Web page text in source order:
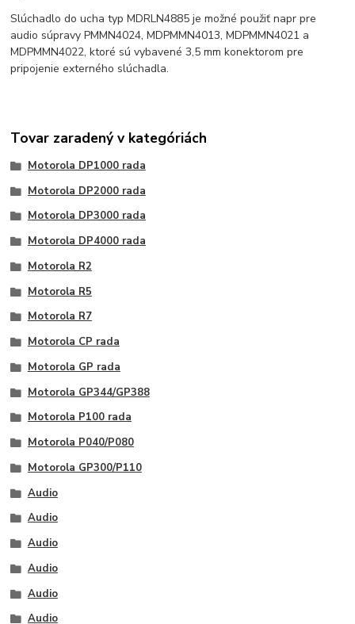
Slúchadlo do ucha typ MDRLN4885 je možné použiť napr pre
audio súpravy PMMN4024, MDPMMN4013, MDPMMN4021 a
MDPMMN4022, ktoré sú vybavené 3,5 mm konektorom pre
pripojenie externého slúchadla.
Tovar zaradený v kategóriách
Motorola DP1000 rada
Motorola DP2000 rada
Motorola DP3000 rada
Motorola DP4000 rada
Motorola R2
Motorola R5
Motorola R7
Motorola CP rada
Motorola GP rada
Motorola GP344/GP388
Motorola P100 rada
Motorola P040/P080
Motorola GP300/P110
Audio
Audio
Audio
Audio
Audio
Audio